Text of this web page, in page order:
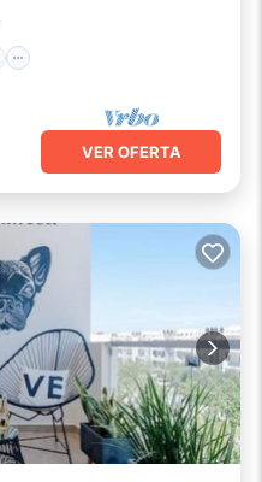
VER OFERTA